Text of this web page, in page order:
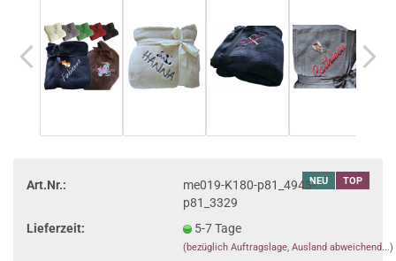
NEU TOP
Art.Nr.:
me019-K180-p81_4943-
p81_3329
Lieferzeit:
5-7 Tage
(bezüglich Auftragslage, Ausland abweichend...)